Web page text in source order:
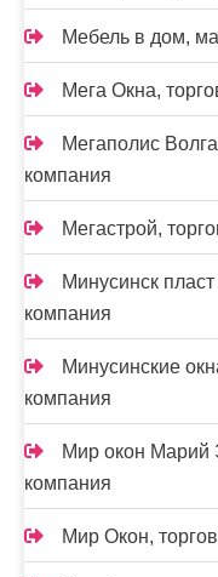
Мебель в дом,
Мега Окна,
Мегаполис
компания
Мегастрой,
Минусинск
компания
Минусинские
компания
Мир окон Марий
компания
Мир Окон,